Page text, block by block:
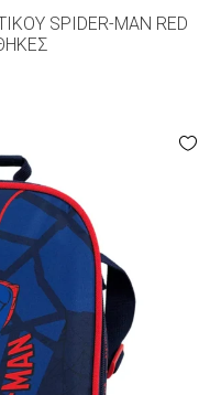
SPIDER-MAN RED